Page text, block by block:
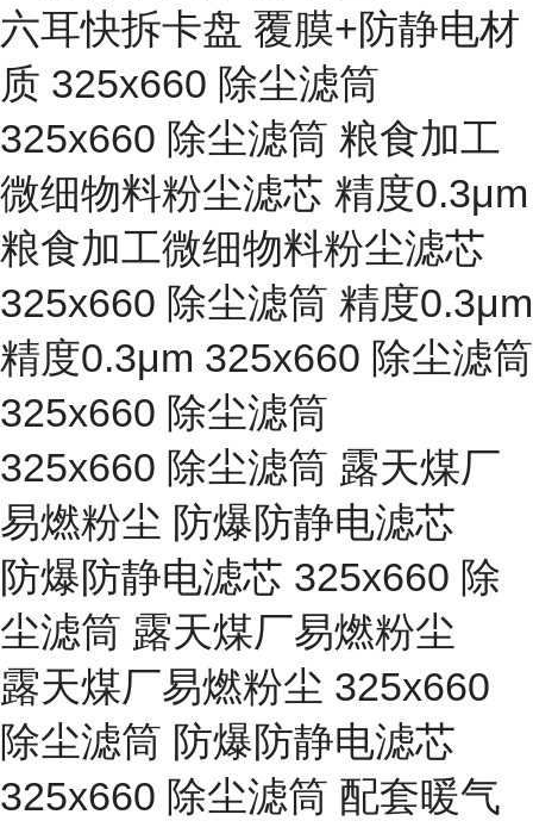
六耳快拆卡盘 覆膜+防静电材
质 325x660 除尘滤筒
325x660 除尘滤筒 粮食加工
微细物料粉尘滤芯 精度0.3μm
粮食加工微细物料粉尘滤芯
325x660 除尘滤筒 精度0.3μm
精度0.3μm 325x660 除尘滤筒
325x660 除尘滤筒
325x660 除尘滤筒 露天煤厂
易燃粉尘 防爆防静电滤芯
防爆防静电滤芯 325x660 除
尘滤筒 露天煤厂易燃粉尘
露天煤厂易燃粉尘 325x660
除尘滤筒 防爆防静电滤芯
325x660 除尘滤筒 配套暖气